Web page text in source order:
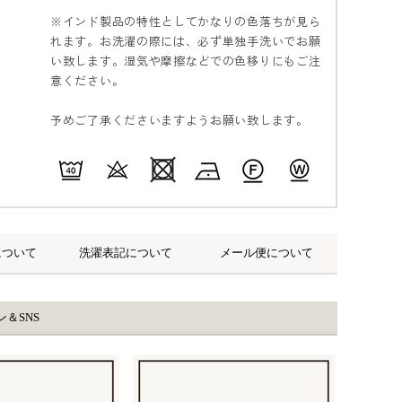
※インド製品の特性としてかなりの色落ちが見ら
れます。お洗濯の際には、必ず単独手洗いでお願
い致します。湿気や摩擦などでの色移りにもご注
意ください。
予めご了承くださいますようお願い致します。